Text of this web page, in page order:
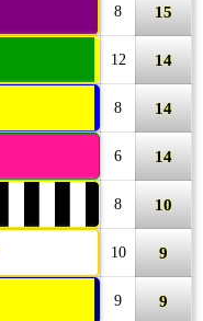
8 15
12 14
8 14
6 14
8 10
10 9
9 9